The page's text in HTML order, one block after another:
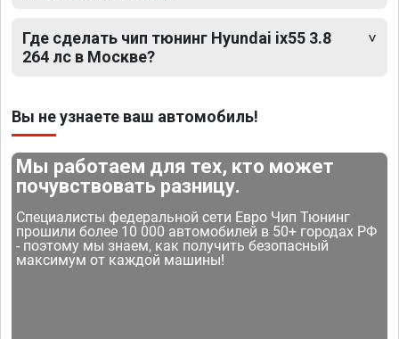
Где сделать чип тюнинг Hyundai ix55 3.8
264 лс в Москве?
Вы не узнаете ваш автомобиль!
Мы работаем для тех, кто может
почувствовать разницу.
Специалисты федеральной сети Евро Чип Тюнинг
прошили более 10 000 автомобилей в 50+ городах РФ
- поэтому мы знаем, как получить безопасный
максимум от каждой машины!